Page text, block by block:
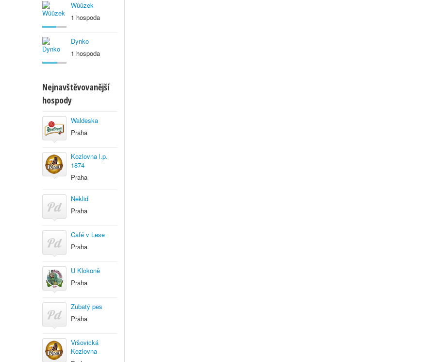
Wůůzek
1 hospoda
Dynko
1 hospoda
Nejnavštěvovanější
hospody
Waldeska
Praha
Kozlovna l.p.
1874
Praha
Neklid
Praha
Café v Lese
Praha
U Klokoně
Praha
Zubatý pes
Praha
Vršovická
Kozlovna